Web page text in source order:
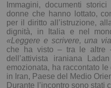
Immagini, documenti
donne che hanno lottato,
per il diritto all’istruzione,
dignità, in Italia e nel
«Leggere e scrivere, una
che ha visto – tra le altre
dell’attivista iraniana
emozionata, ha raccontato
in Iran, Paese del Medio
Durante l’incontro sono stati